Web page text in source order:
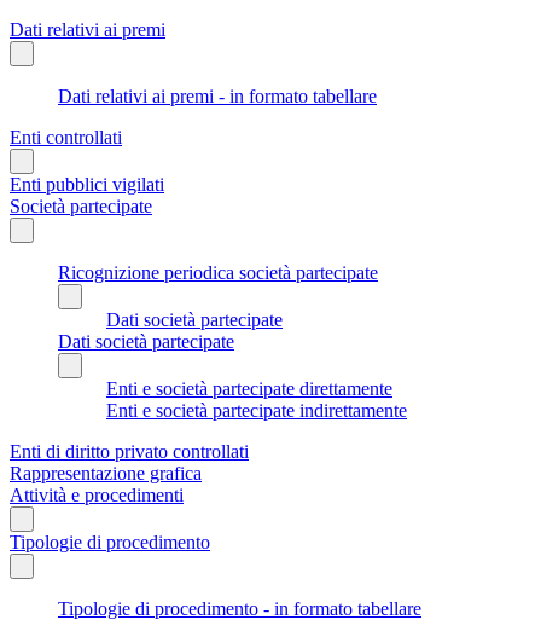
Dati relativi ai premi
Dati relativi ai premi - in formato tabellare
Enti controllati
Enti pubblici vigilati
Società partecipate
Ricognizione periodica società partecipate
Dati società partecipate
Dati società partecipate
Enti e società partecipate direttamente
Enti e società partecipate indirettamente
Enti di diritto privato controllati
Rappresentazione grafica
Attività e procedimenti
Tipologie di procedimento
Tipologie di procedimento - in formato tabellare